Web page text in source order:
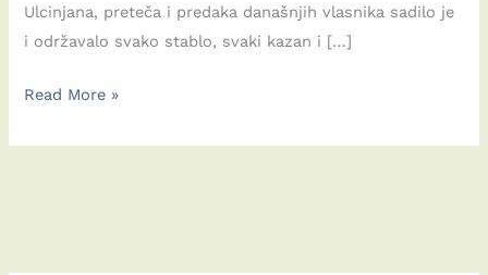
Ulcinjana, preteča i predaka današnjih vlasnika sadilo je
i održavalo svako stablo, svaki kazan i […]
Spomenar
škole
Vujović,
Read More »